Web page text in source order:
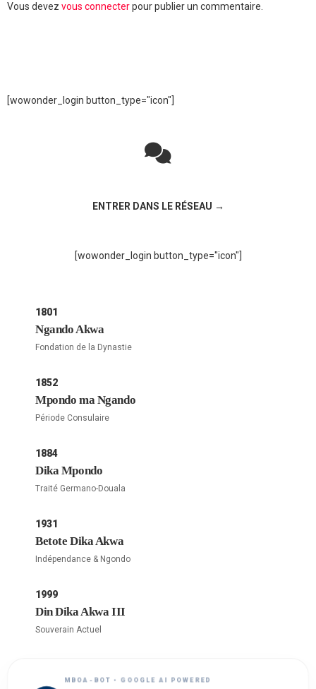
Vous devez vous connecterpour publier un commentaire.
[wowonder_login button_type="icon"]
ENTRER DANS LE RÉSEAU →
[wowonder_login button_type="icon"]
1801
Ngando Akwa
Fondation de la Dynastie
1852
Mpondo ma Ngando
Période Consulaire
1884
Dika Mpondo
Traité Germano-Douala
1931
Betote Dika Akwa
Indépendance & Ngondo
1999
Din Dika Akwa III
Souverain Actuel
MBOA-BOT • GOOGLE AI POWERED